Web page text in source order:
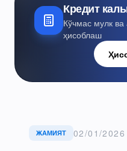
Кредит
Кўчмас мулк
ҳисоблаш
ЖАМИЯТ 02/01/2026